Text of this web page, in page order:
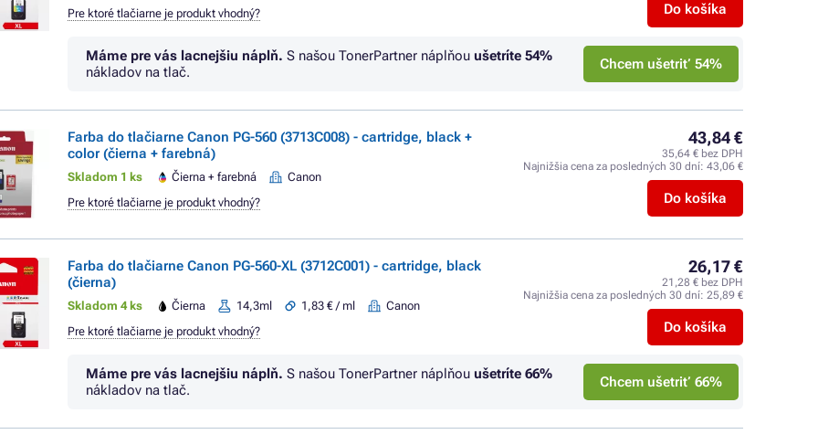
Do košíka
Pre ktoré tlačiarne je produkt vhodný?
Máme pre vás lacnejšiu náplň. S našou TonerPartner náplňou ušetríte 54%
nákladov na tlač.
Chcem ušetriť 54%
Farba do tlačiarne Canon PG-560 (3713C008) - cartridge, black +
color (čierna + farebná)
Skladom 1 ks Čierna + farebná Canon
43,84 €
35,64 € bez DPH
Najnižšia cena za posledných 30 dní: 43,06 €
Do košíka
Pre ktoré tlačiarne je produkt vhodný?
Farba do tlačiarne Canon PG-560-XL (3712C001) - cartridge, black
(čierna)
Skladom 4 ks Čierna 14,3ml 1,83 € / ml Canon
26,17 €
21,28 € bez DPH
Najnižšia cena za posledných 30 dní: 25,89 €
Do košíka
Pre ktoré tlačiarne je produkt vhodný?
Máme pre vás lacnejšiu náplň. S našou TonerPartner náplňou ušetríte 66%
nákladov na tlač.
Chcem ušetriť 66%